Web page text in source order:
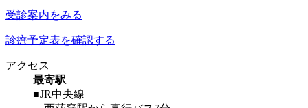
受診案内をみる
診療予定表を確認する
アクセス
最寄駅
■JR中央線